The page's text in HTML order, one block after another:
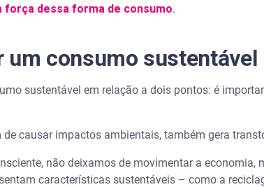
força dessa forma de consumo.
um consumo sustentável
sustentável em relação a dois pontos: é
causar impactos ambientais, também gera
não deixamos de movimentar a economia,
características sustentáveis – como a